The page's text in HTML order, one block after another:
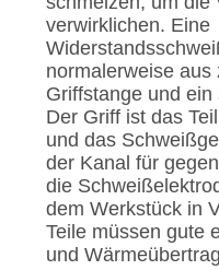
SITEMAP
PRIVACY
POLICY
verwirklichen. Eine
normalerweise aus
Griffstange und
Der Griff ist das
und das
der Kanal für
die
dem Werkstück in
Teile müssen gute
und